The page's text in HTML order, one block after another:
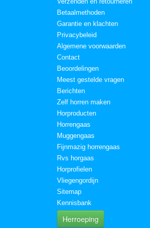
Betaalmethoden
Garantie en klachten
Privacybeleid
Algemene voorwaarden
Contact
Beoordelingen
Meest gestelde vragen
Berichten
Zelf horren maken
Horproducten
Horrengaas
Muggengaas
Fijnmazig horrengaas
Rvs horgaas
Horprofielen
Vliegengordijn
Sitemap
Kennisbank
Herroeping